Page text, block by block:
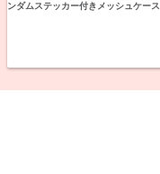
ンダムステッカー付きメッシュケース